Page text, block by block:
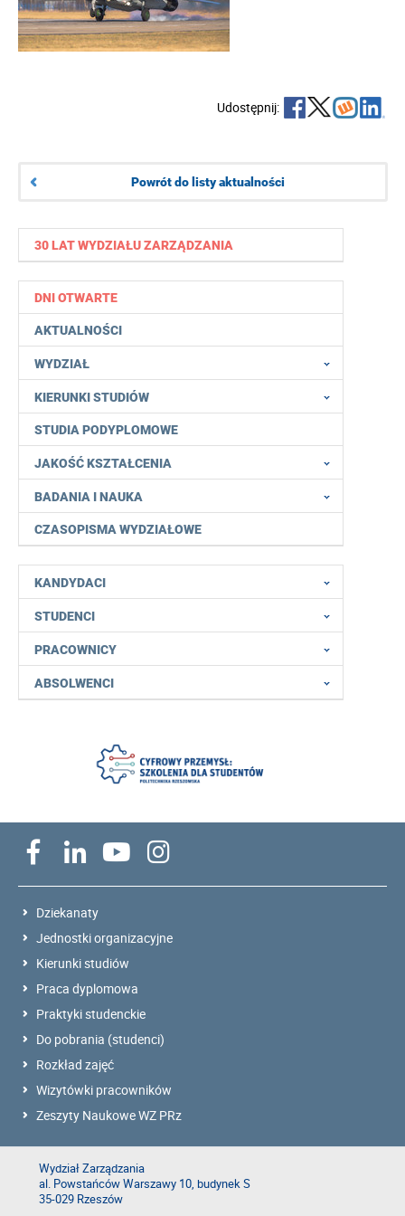
30 LAT WYDZIAŁU ZARZĄDZANIA
DNI OTWARTE
AKTUALNOŚCI
WYDZIAŁ
KIERUNKI STUDIÓW
STUDIA PODYPLOMOWE
JAKOŚĆ KSZTAŁCENIA
BADANIA I NAUKA
CZASOPISMA WYDZIAŁOWE
KANDYDACI
STUDENCI
PRACOWNICY
ABSOLWENCI
Udostępnij:
Powrót do listy aktualności
Dziekanaty
Jednostki organizacyjne
Kierunki studiów
Praca dyplomowa
Praktyki studenckie
Do pobrania (studenci)
Rozkład zajęć
Wizytówki pracowników
Zeszyty Naukowe WZ PRz
Wydział Zarządzania
al. Powstańców Warszawy 10, budynek S
35-029 Rzeszów